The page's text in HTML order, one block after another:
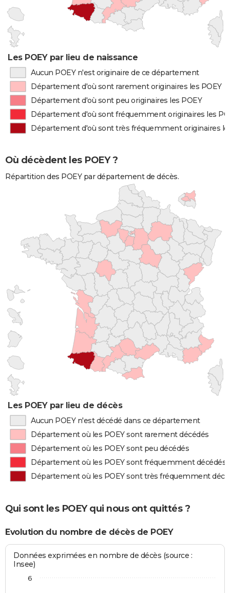
Les POEY par lieu de naissance
Aucun POEY n'est originaire de ce département
Département d'où sont rarement originaires les POEY
Département d'où sont peu originaires les POEY
Département d'où sont fréquemment originaires les
Département d'où sont très fréquemment originaires
Où décèdent les POEY ?
Répartition des POEY par département de décès.
Les POEY par lieu de décès
Aucun POEY n'est décédé dans ce département
Département où les POEY sont rarement décédés
Département où les POEY sont peu décédés
Département où les POEY sont fréquemment décédés
Département où les POEY sont très fréquemment
Qui sont les POEY qui nous ont quittés ?
Evolution du nombre de décès de POEY
Données exprimées en nombre de décès (source :
Insee)
6